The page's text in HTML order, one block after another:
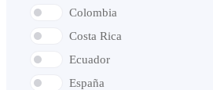
Colombia
Costa Rica
Ecuador
España